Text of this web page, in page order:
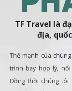
TF Travel là
địa,
Thế mạnh của
trình bay hợp lý, nối
Đồng thời chúng tôi